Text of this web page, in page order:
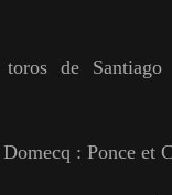
de
: Ponce et